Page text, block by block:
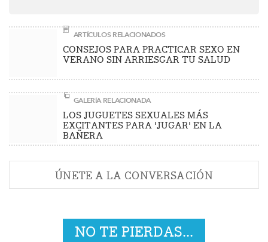
ARTÍCULOS RELACIONADOS
CONSEJOS PARA PRACTICAR SEXO EN
VERANO SIN ARRIESGAR TU SALUD
GALERÍA RELACIONADA
LOS JUGUETES SEXUALES MÁS
EXCITANTES PARA 'JUGAR' EN LA
BAÑERA
ÚNETE A LA CONVERSACIÓN
NO TE PIERDAS...